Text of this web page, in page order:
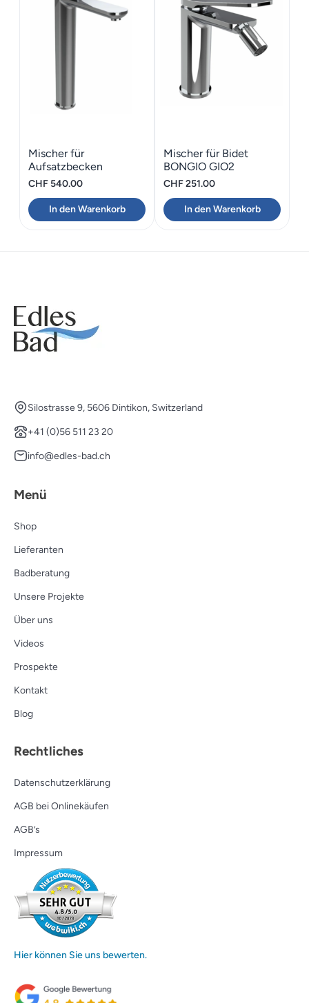
Mischer für
Aufsatzbecken
Schwarz matt BONGIO
CHF 540.00
In den Warenkorb
Mischer für Bidet
BONGIO GIO2
CHF251.00
In den Warenkorb
Silostrasse 9, 5606 Dintikon, Switzerland
+41 (0)56 511 23 20
info@edles-bad.ch
Menü
Shop
Lieferanten
Badberatung
Unsere Projekte
Über uns
Videos
Prospekte
Kontakt
Blog
Rechtliches
Datenschutzerklärung
AGB bei Onlinekäufen
AGB’s
Impressum
Hier können Sie uns bewerten.